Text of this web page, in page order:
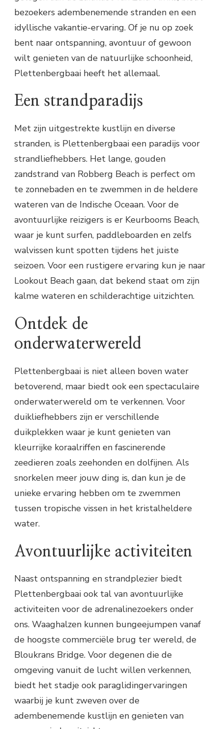
bezoekers adembenemende stranden en een
idyllische vakantie-ervaring. Of je nu op zoek
bent naar ontspanning, avontuur of gewoon
wilt genieten van de natuurlijke schoonheid,
Plettenbergbaai heeft het allemaal.
Een strandparadijs
Met zijn uitgestrekte kustlijn en diverse
stranden, is Plettenbergbaai een paradijs voor
strandliefhebbers. Het lange, gouden
zandstrand van Robberg Beach is perfect om
te zonnebaden en te zwemmen in de heldere
wateren van de Indische Oceaan. Voor de
avontuurlijke reizigers is er Keurbooms Beach,
waar je kunt surfen, paddleboarden en zelfs
walvissen kunt spotten tijdens het juiste
seizoen. Voor een rustigere ervaring kun je naar
Lookout Beach gaan, dat bekend staat om zijn
kalme wateren en schilderachtige uitzichten.
Ontdek de
onderwaterwereld
Plettenbergbaai is niet alleen boven water
betoverend, maar biedt ook een spectaculaire
onderwaterwereld om te verkennen. Voor
duikliefhebbers zijn er verschillende
duikplekken waar je kunt genieten van
kleurrijke koraalriffen en fascinerende
zeedieren zoals zeehonden en dolfijnen. Als
snorkelen meer jouw ding is, dan kun je de
unieke ervaring hebben om te zwemmen
tussen tropische vissen in het kristalheldere
water.
Avontuurlijke activiteiten
Naast ontspanning en strandplezier biedt
Plettenbergbaai ook tal van avontuurlijke
activiteiten voor de adrenalinezoekers onder
ons. Waaghalzen kunnen bungeejumpen vanaf
de hoogste commerciële brug ter wereld, de
Bloukrans Bridge. Voor degenen die de
omgeving vanuit de lucht willen verkennen,
biedt het stadje ook paraglidingervaringen
waarbij je kunt zweven over de
adembenemende kustlijn en genieten van